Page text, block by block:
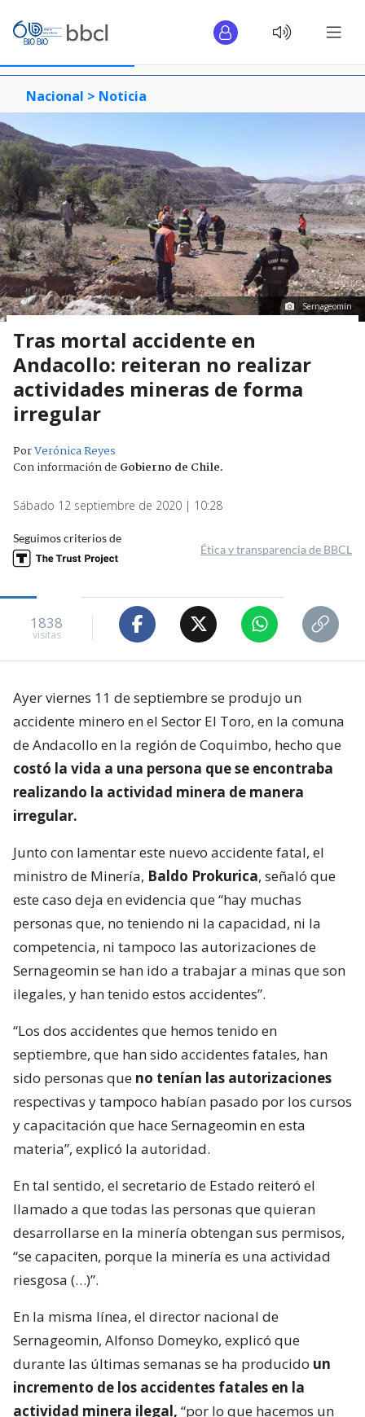
Nacional > Noticia
Sernageomín
Tras mortal accidente en
Andacollo: reiteran no realizar
actividades mineras de forma
irregular
PorVerónica Reyes
Con información de Gobierno de Chile.
Sábado 12 septiembre de 2020 | 10:28
Seguimos criterios de
Ética y transparencia de BBCL
1838
visitas
Ayer viernes 11 de septiembre se produjo un
accidente minero en el Sector El Toro, en la comuna
de Andacollo en la región de Coquimbo, hecho que
costó la vida a una persona que se encontraba
realizando la actividad minera de manera
irregular.
Junto con lamentar este nuevo accidente fatal, el
ministro de Minería, Baldo Prokurica, señaló que
este caso deja en evidencia que “hay muchas
personas que, no teniendo ni la capacidad, ni la
competencia, ni tampoco las autorizaciones de
Sernageomin se han ido a trabajar a minas que son
ilegales, y han tenido estos accidentes”.
“Los dos accidentes que hemos tenido en
septiembre, que han sido accidentes fatales, han
sido personas que no tenían las autorizaciones
respectivas y tampoco habían pasado por los cursos
y capacitación que hace Sernageomin en esta
materia”, explicó la autoridad.
En tal sentido, el secretario de Estado reiteró el
llamado a que todas las personas que quieran
desarrollarse en la minería obtengan sus permisos,
“se capaciten, porque la minería es una actividad
riesgosa (…)”.
En la misma línea, el director nacional de
Sernageomin, Alfonso Domeyko, explicó que
durante las últimas semanas se ha producido un
incremento de los accidentes fatales en la
actividad minera ilegal, “por lo que hacemos un